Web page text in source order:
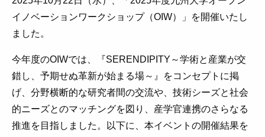
イノベーションワークショップ（OIW）」を開催いたし
ました。
今年度のOIWでは、『SERENDIPITY～学術と産業が交
錯し、予期せぬ革新が始まる場～』をコンセプトに掲
げ、分野横断的な研究者間の交流や、技術シーズと社会
的ニーズとのマッチングを図り、産学官連携のさらなる
推進を目指しました。以下に、本イベントの開催結果を